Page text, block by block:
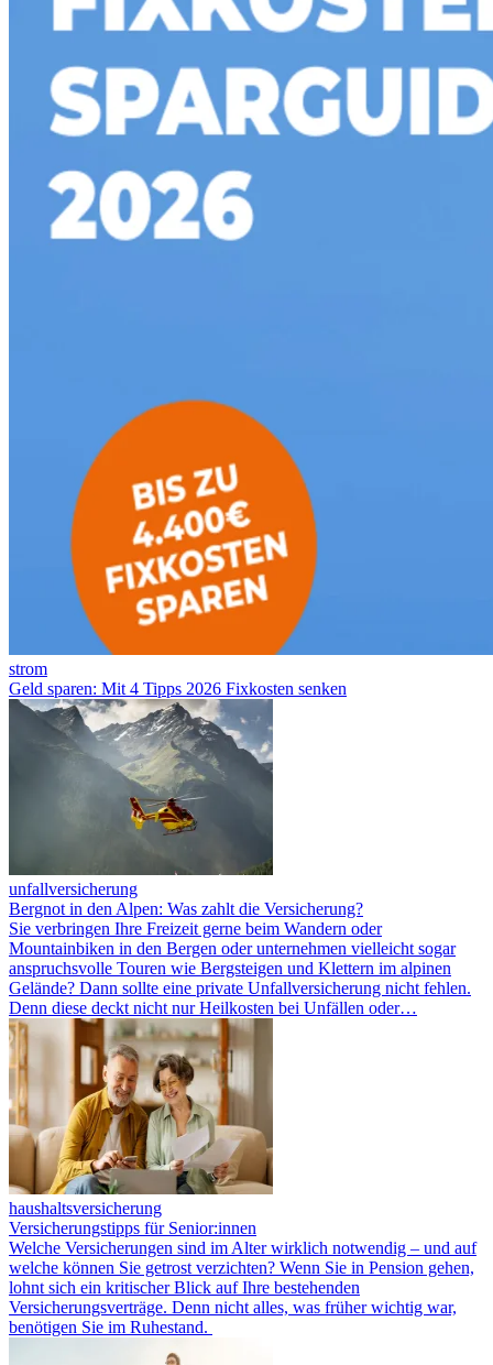
strom
Geld sparen: Mit 4 Tipps 2026 Fixkosten senken
unfallversicherung
Bergnot in den Alpen: Was zahlt die Versicherung?
Sie verbringen Ihre Freizeit gerne beim Wandern oder
Mountainbiken in den Bergen oder unternehmen vielleicht sogar
anspruchsvolle Touren wie Bergsteigen und Klettern im alpinen
Gelände? Dann sollte eine private Unfallversicherung nicht fehlen.
Denn diese deckt nicht nur Heilkosten bei Unfällen oder…
haushaltsversicherung
Versicherungstipps für Senior:innen
Welche Versicherungen sind im Alter wirklich notwendig – und auf
welche können Sie getrost verzichten? Wenn Sie in Pension gehen,
lohnt sich ein kritischer Blick auf Ihre bestehenden
Versicherungsverträge. Denn nicht alles, was früher wichtig war,
benötigen Sie im Ruhestand.